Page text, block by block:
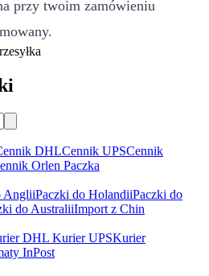
przy twoim zamówieniu
DHLCennik UPSCennik
Orlen Paczka
AngliiPaczki do HolandiiPaczki do
do AustraliiImport z Chin
DHL Kurier UPSKurier
InPost